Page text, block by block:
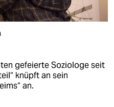
gefeierte Soziologe seit
knüpft an sein
an.